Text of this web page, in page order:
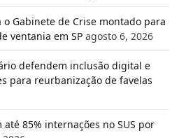
Gabinete de Crise montado para
ventania em SP agosto 6, 2026
defendem inclusão digital e
para reurbanização de favelas
85% internações no SUS por